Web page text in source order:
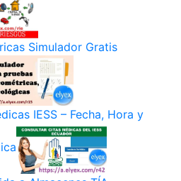
Simulador Gratis
IESS – Fecha, Hora y